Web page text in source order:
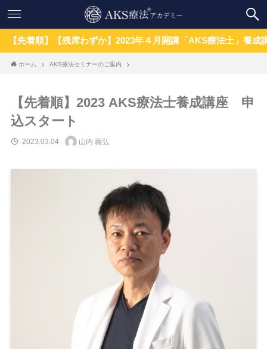
】【残席わずか】2023年４月開講「AKS療法士」養成講座
ホーム AKS療法セミナーのご案内
【先着順】2023 AKS療法士養成講座 申
込スタート
2023.03.04 山内 義弘